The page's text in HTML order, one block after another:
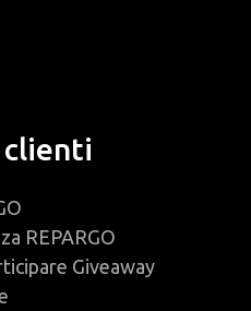
REPARGO
Giveaway